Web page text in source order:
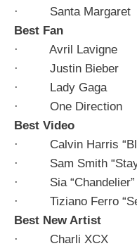
· Santa Margaret
Best Fan
· Avril Lavigne
· Justin Bieber
· Lady Gaga
· One Direction
Best Video
· Calvin Harris
· Sam Smith “Stay
· Sia “Chandelier”
· Tiziano Ferro
Best New Artist
· Charli XCX